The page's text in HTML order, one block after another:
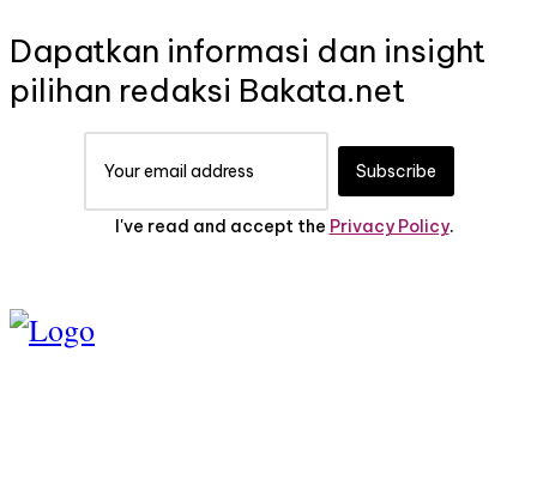
Dapatkan informasi dan insight
pilihan redaksi Bakata.net
Subscribe
I've read and accept the Privacy Policy.